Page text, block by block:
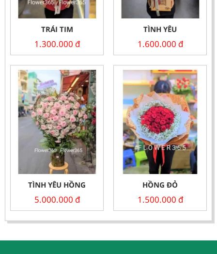
TRÁI TIM
1.300.000 đ
TÌNH YÊU
1.600.000 đ
TÌNH YÊU HỒNG
5.000.000 đ
HỒNG ĐỎ
1.500.000 đ